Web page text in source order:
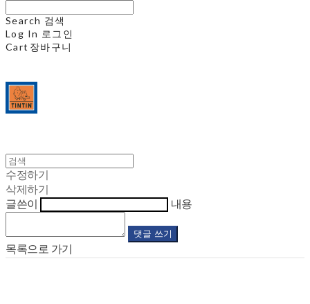
Search 검색
Log In 로그인
Cart 장바구니
수정하기
삭제하기
글쓴이
내용
댓글 쓰기
목록으로 가기